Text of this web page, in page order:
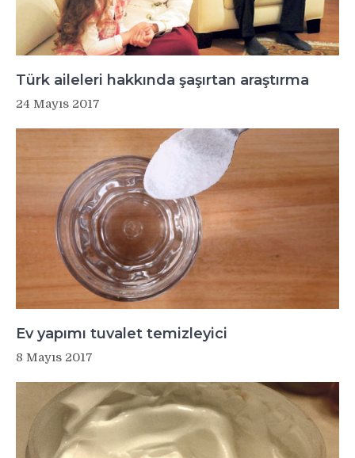
Türk aileleri hakkında şaşırtan araştırma
24 Mayıs 2017
Ev yapımı tuvalet temizleyici
8 Mayıs 2017